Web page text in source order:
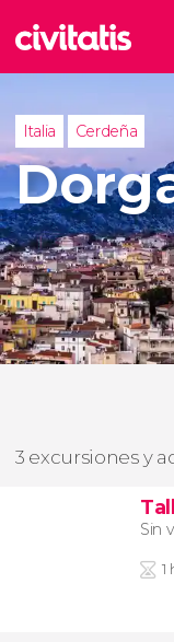
Italia Cerdeña
3 excursiones y
Sin
1